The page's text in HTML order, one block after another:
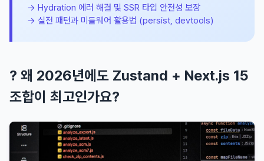
→ Hydration 에러 해결 및 SSR 타입 안전성 보장
→ 실전 패턴과 미들웨어 활용법 (persist, devtools)
? 왜 2026년에도 Zustand + Next.js 15
조합이 최고인가요?